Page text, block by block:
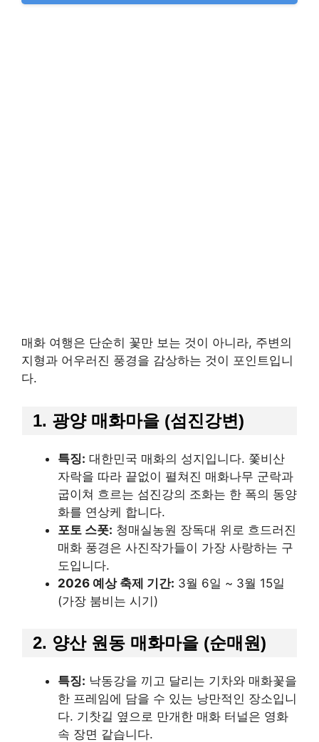
매화 여행은 단순히 꽃만 보는 것이 아니라, 주변의
지형과 어우러진 풍경을 감상하는 것이 포인트입니
다.
1. 광양 매화마을 (섬진강변)
특징: 대한민국 매화의 성지입니다. 쫓비산
자락을 따라 끝없이 펼쳐진 매화나무 군락과
굽이쳐 흐르는 섬진강의 조화는 한 폭의 동양
화를 연상케 합니다.
포토 스폿: 청매실농원 장독대 위로 흐드러진
매화 풍경은 사진작가들이 가장 사랑하는 구
도입니다.
2026 예상 축제 기간: 3월 6일 ~ 3월 15일
(가장 붐비는 시기)
2. 양산 원동 매화마을 (순매원)
특징: 낙동강을 끼고 달리는 기차와 매화꽃을
한 프레임에 담을 수 있는 낭만적인 장소입니
다. 기찻길 옆으로 만개한 매화 터널은 영화
속 장면 같습니다.